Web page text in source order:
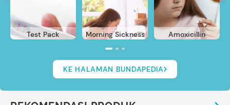
Test Pack Morning Sickness Amoxicillin
KE HALAMAN BUNDAPEDIA